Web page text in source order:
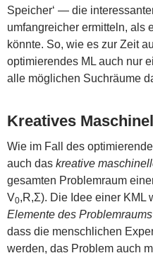
Speicher‘ — die
umfangreicher ermitteln, als
könnte. So, wie es zur Zeit
optimierendes ML auch nur
alle möglichen Suchräume
Kreatives
Wie im Fall des
auch das kreative
gesamten Problemraum
V0,R,Σ). Die Idee einer KML
Elemente des
dass die menschlichen
werden, das Problem auch